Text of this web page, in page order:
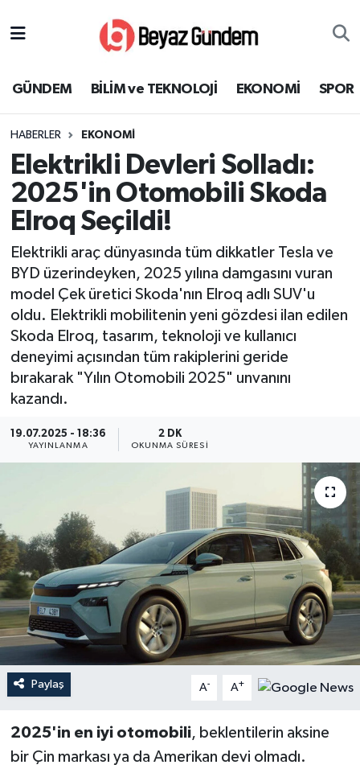
GÜNDEM BİLİM ve TEKNOLOJİ EKONOMİ SPOR
HABERLER EKONOMİ
Elektrikli Devleri Solladı:
2025'in Otomobili Skoda
Elroq Seçildi!
Elektrikli araç dünyasında tüm dikkatler Tesla ve
BYD üzerindeyken, 2025 yılına damgasını vuran
model Çek üretici Skoda'nın Elroq adlı SUV'u
oldu. Elektrikli mobilitenin yeni gözdesi ilan edilen
Skoda Elroq, tasarım, teknoloji ve kullanıcı
deneyimi açısından tüm rakiplerini geride
bırakarak "Yılın Otomobili 2025" unvanını
kazandı.
19.07.2025 - 18:36
YAYINLANMA
2 DK
OKUNMA SÜRESI
Paylaş A- A+
2025'in en iyi otomobili, beklentilerin aksine
bir Çin markası ya da Amerikan devi olmadı.
EKONOMİ
SPOR
SAĞLIK
EĞİTİM
KÜLTÜR SANAT
MAGAZİN
Süper Lig Puan Durumu ve Fikstür
Tüm Manşetler
Son Dakika Haberleri
Haber Arşivi